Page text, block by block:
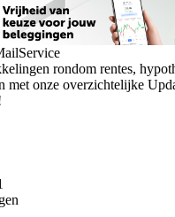
rondom rentes,
met onze overzichtelijke